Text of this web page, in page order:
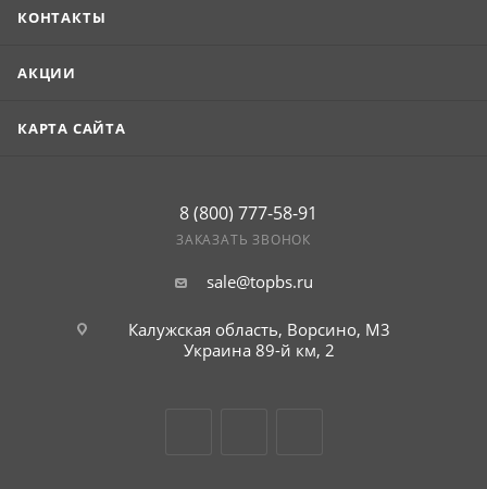
КОНТАКТЫ
АКЦИИ
КАРТА САЙТА
8 (800) 777-58-91
ЗАКАЗАТЬ ЗВОНОК
sale@topbs.ru
Калужская область, Ворсино, М3
Украина 89-й км, 2